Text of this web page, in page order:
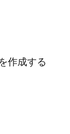
作成する